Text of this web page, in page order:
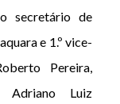
secretário de
e 1.º vice-
Pereira,
Adriano Luiz